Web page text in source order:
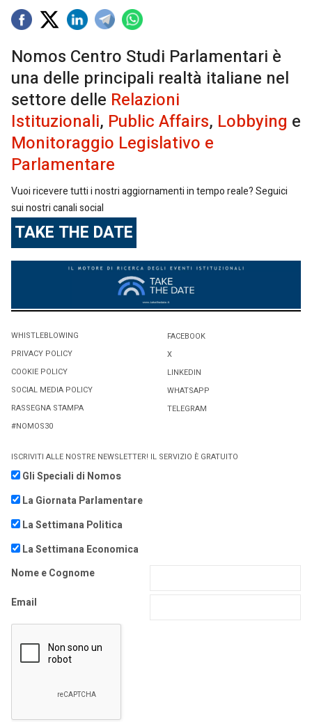
Nomos Centro Studi Parlamentari è
una delle principali realtà italiane nel
settore delle Relazioni
Istituzionali, Public Affairs, Lobbying e
Monitoraggio Legislativo e
Parlamentare
Vuoi ricevere tutti i nostri aggiornamenti in tempo reale? Seguici
sui nostri canali social
TAKE THE DATE
WHISTLEBLOWING
PRIVACY POLICY
COOKIE POLICY
SOCIAL MEDIA POLICY
RASSEGNA STAMPA
#NOMOS30
FACEBOOK
X
LINKEDIN
WHATSAPP
TELEGRAM
ISCRIVITI ALLE NOSTRE NEWSLETTER! IL SERVIZIO È GRATUITO
Gli Speciali di Nomos
La Giornata Parlamentare
La Settimana Politica
La Settimana Economica
Nome e Cognome
Email